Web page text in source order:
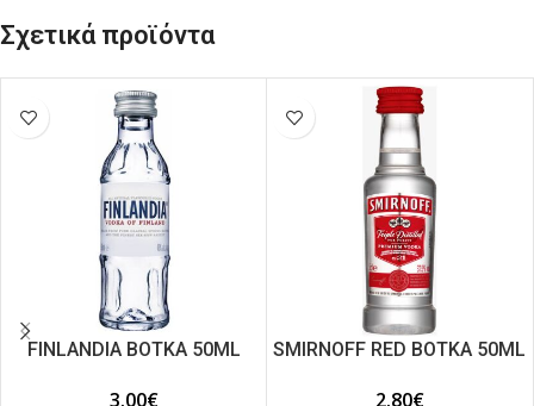
Σχετικά προϊόντα
FINLANDIA ΒΟΤΚΑ 50ML
3.00€
SMIRNOFF RED ΒΟΤΚΑ 50ML
2.80€